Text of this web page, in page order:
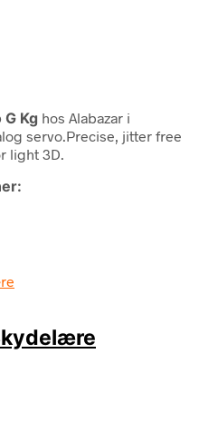
Kg hos Alabazar i
servo.Precise, jitter free
light 3D.